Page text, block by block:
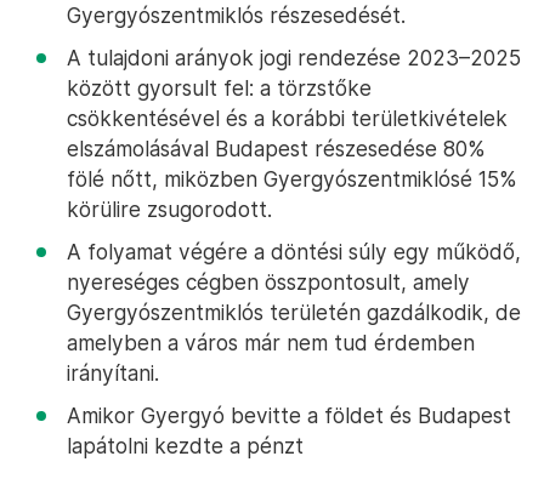
Gyergyószentmiklós részesedését.
A tulajdoni arányok jogi rendezése 2023–2025
között gyorsult fel: a törzstőke
csökkentésével és a korábbi területkivételek
elszámolásával Budapest részesedése 80%
fölé nőtt, miközben Gyergyószentmiklósé 15%
körülire zsugorodott.
A folyamat végére a döntési súly egy működő,
nyereséges cégben összpontosult, amely
Gyergyószentmiklós területén gazdálkodik, de
amelyben a város már nem tud érdemben
irányítani.
Amikor Gyergyó bevitte a földet és Budapest
lapátolni kezdte a pénzt